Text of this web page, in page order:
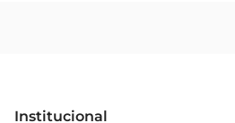
Institucional